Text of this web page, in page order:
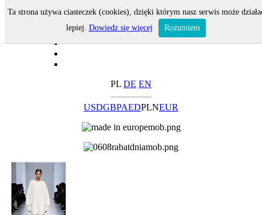
PL DE EN
USDGBPAEDPLNEUR
Ta strona używa ciasteczek (cookies), dzięki którym nasz serwis może
lepiej. Dowiedz się więcej Rozumiem